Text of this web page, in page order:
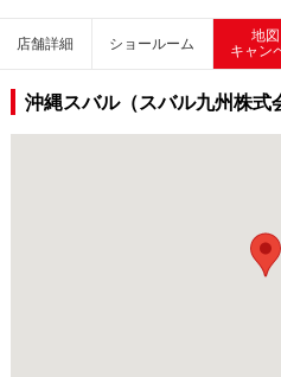
店舗詳細 ショールーム
地図
キャン
沖縄スバル（スバル九州株